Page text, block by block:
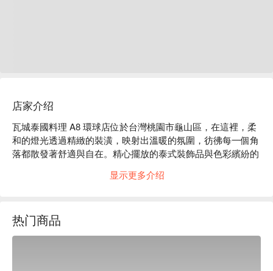
店家介绍
瓦城泰國料理 A8 環球店位於台灣桃園市龜山區，在這裡，柔
和的燈光透過精緻的裝潢，映射出溫暖的氛圍，彷彿每一個角
落都散發著舒適與自在。精心擺放的泰式裝飾品與色彩繽紛的
理，無疑成為提升聚會或用餐經驗的完美催化劑。這些料理不
僅僅是美食，更是讓人流連忘返的情感聯繫。
显示更多介绍
热门商品